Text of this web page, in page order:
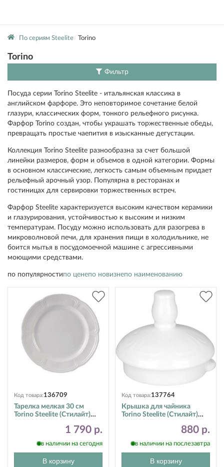
По сериям Steelite Torino
Torino
Фильтр
Посуда серии Torino Steelite - итальянская классика в
английском фарфоре. Это неповторимое сочетание белой
глазури, классических форм, тонкого рельефного рисунка.
Фарфор Torino создан, чтобы украшать торжественные обеды,
превращать простые чаепития в изысканные дегустации.
Коллекция Torino Steelite разнообразна за счет большой
линейки размеров, форм и объемов в одной категории. Формы
в основном классические, легкость самым объемным придает
рельефный арочный узор. Популярна в ресторанах и
гостиницах для сервировки торжественных встреч.
Фарфор Steelite характеризуется высоким качеством керамики
и глазурирования, устойчивостью к высоким и низким
температурам. Посуду можно использовать для разогрева в
микроволновой печи, для хранения пищи в холодильнике, не
боится мытья в посудомоечной машине с агрессивными
моющими средствами.
по популярностипо ценепо новизнепо наименованию
Код товара:136709
Тарелка мелкая 30 см
Torino Steelite (Стилайт)
1 790 р.
в наличии на сегодня
В корзину
Код товара:137764
Крышка для чайника
Torino Steelite (Стилайт)
880 р.
в наличии на послезавтра
В корзину